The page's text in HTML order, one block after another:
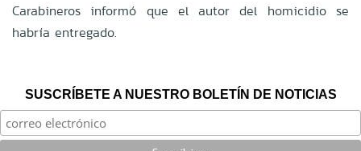
Carabineros informó que el autor del homicidio se
habría entregado.
SUSCRÍBETE A NUESTRO BOLETÍN DE NOTICIAS